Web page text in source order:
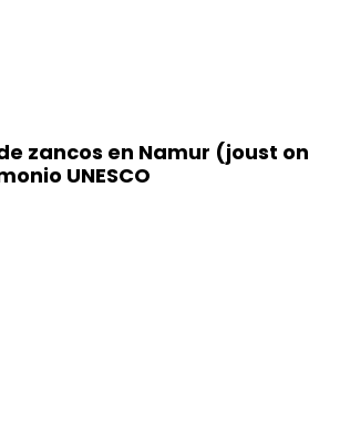
zancos en Namur (joust on
UNESCO